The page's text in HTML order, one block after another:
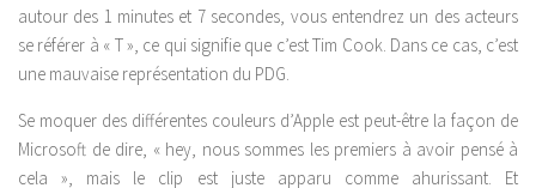
autour des 1 minutes et 7 secondes, vous entendrez un des acteurs
se référer à « T », ce qui signifie que c’est Tim Cook. Dans ce cas, c’est
une mauvaise représentation du PDG.
Se moquer des différentes couleurs d’Apple est peut-être la façon de
Microsoft de dire, « hey, nous sommes les premiers à avoir pensé à
cela », mais le clip est juste apparu comme ahurissant. Et